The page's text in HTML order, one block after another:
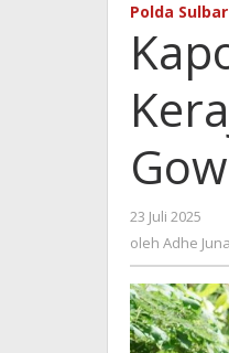
Polda Sulbar
23 Juli 2025
oleh Adhe